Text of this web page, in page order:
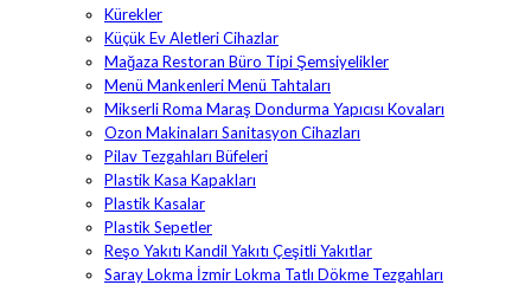
Kürekler
Küçük Ev Aletleri Cihazlar
Mağaza Restoran Büro Tipi Şemsiyelikler
Menü Mankenleri Menü Tahtaları
Mikserli Roma Maraş Dondurma Yapıcısı Kovaları
Ozon Makinaları Sanitasyon Cihazları
Pilav Tezgahları Büfeleri
Plastik Kasa Kapakları
Plastik Kasalar
Plastik Sepetler
Reşo Yakıtı Kandil Yakıtı Çeşitli Yakıtlar
Saray Lokma İzmir Lokma Tatlı Dökme Tezgahları